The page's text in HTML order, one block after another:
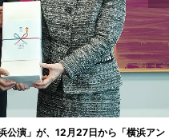
公演」が、12月27日から「横浜アン